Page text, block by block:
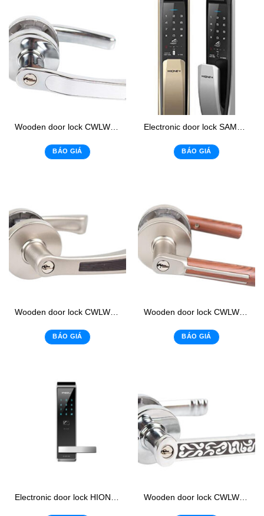
Wooden door lock CWLWL: 12
BÁO GIÁ BÁO GIÁ
Wooden door lock CWLWL: 09
BÁO GIÁ
Wooden door lock CWLWL: 13
BÁO GIÁ
Electronic door lock HIONE H-2500 Wooden door lock CWLWL: 15